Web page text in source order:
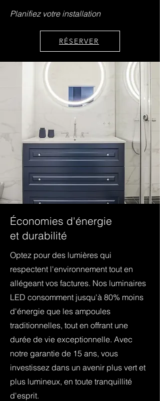
Planifiez votre installation
RÉSERVER
Économies d'énergie
et durabilité
Optez pour des lumières qui
respectent l'environnement tout en
allégeant vos factures. Nos luminaires
LED consomment jusqu'à 80% moins
d'énergie que les ampoules
traditionnelles, tout en offrant une
durée de vie exceptionnelle. Avec
notre garantie de 15 ans, vous
investissez dans un avenir plus vert et
plus lumineux, en toute tranquillité
d'esprit.